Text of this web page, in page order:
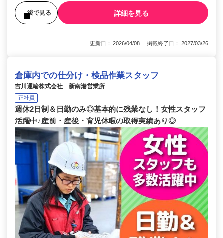
後で見る 詳細を見る
更新日： 2026/04/08 掲載終了日： 2027/03/26
倉庫内での仕分け・検品作業スタッフ
吉川運輸株式会社 新南港営業所
正社員
週休2日制＆日勤のみ◎基本的に残業なし！女性スタッフ
活躍中♪産前・産後・育児休暇の取得実績あり◎